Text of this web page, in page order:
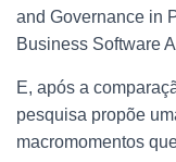
and Governance in
Business Software
E, após a
pesquisa propõe
macromomentos